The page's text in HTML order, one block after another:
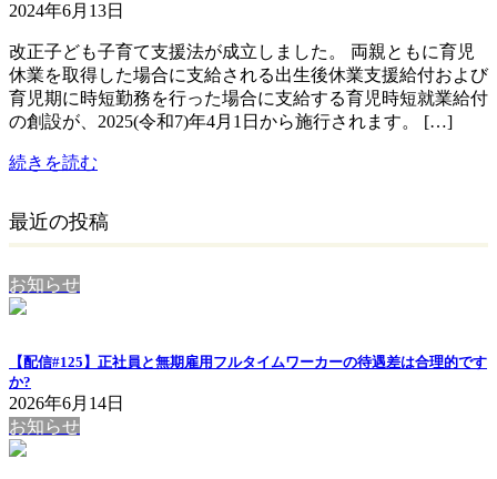
2024年6月13日
改正子ども子育て支援法が成立しました。 両親ともに育児
休業を取得した場合に支給される出生後休業支援給付および
育児期に時短勤務を行った場合に支給する育児時短就業給付
の創設が、2025(令和7)年4月1日から施行されます。 […]
続きを読む
最近の投稿
お知らせ
【配信#125】正社員と無期雇用フルタイムワーカーの待遇差は合理的です
か?
2026年6月14日
お知らせ